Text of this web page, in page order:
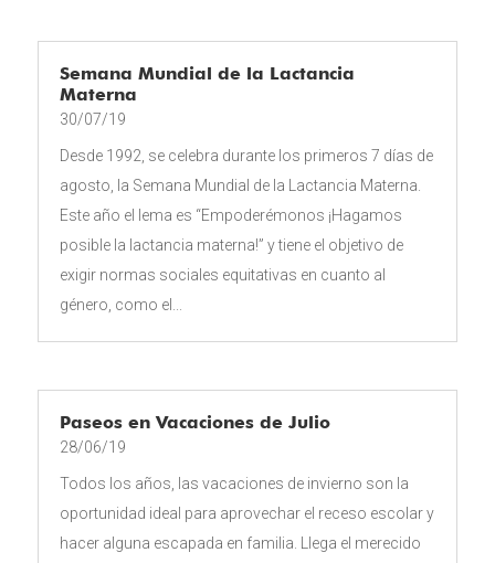
Semana Mundial de la Lactancia
Materna
30/07/19
Desde 1992, se celebra durante los primeros 7 días de
agosto, la Semana Mundial de la Lactancia Materna.
Este año el lema es “Empoderémonos ¡Hagamos
posible la lactancia materna!” y tiene el objetivo de
exigir normas sociales equitativas en cuanto al
género, como el...
Paseos en Vacaciones de Julio
28/06/19
Todos los años, las vacaciones de invierno son la
oportunidad ideal para aprovechar el receso escolar y
hacer alguna escapada en familia. Llega el merecido